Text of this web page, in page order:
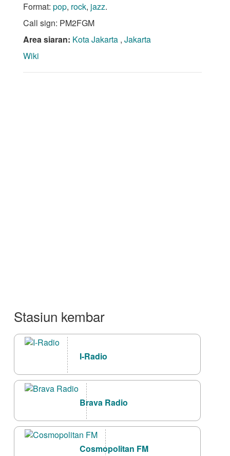
Format: pop, rock, jazz.
Call sign: PM2FGM
Area siaran: Kota Jakarta , Jakarta
Wiki
Stasiun kembar
I-Radio
Brava Radio
Cosmopolitan FM